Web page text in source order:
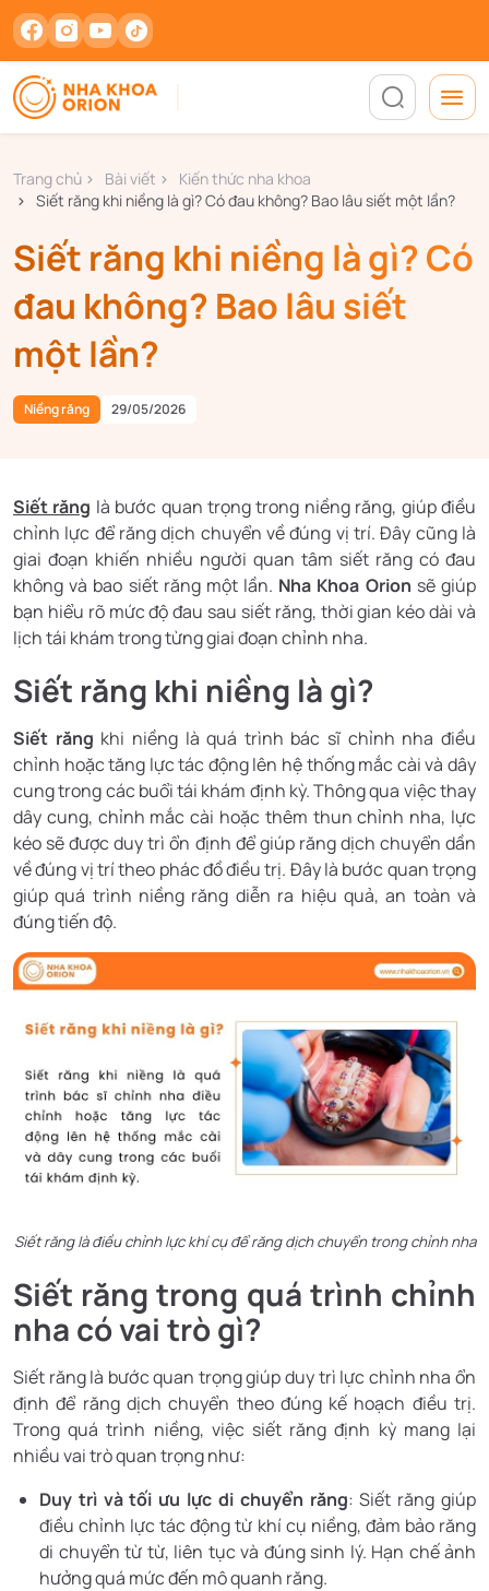
Trang chủ Bài viết
Kiến thức nha khoa
Siết răng khi niềng là gì? Có đau không? Bao lâu siết một lần?
Siết răng khi niềng là gì? Có
đau không? Bao lâu siết
một lần?
Niềng răng 29/05/2026
Siết răng là bước quan trọng trong niềng răng, giúp điều
chỉnh lực để răng dịch chuyển về đúng vị trí. Đây cũng là
giai đoạn khiến nhiều người quan tâm siết răng có đau
không và bao siết răng một lần. Nha Khoa Orion sẽ giúp
bạn hiểu rõ mức độ đau sau siết răng, thời gian kéo dài và
lịch tái khám trong từng giai đoạn chỉnh nha.
Siết răng khi niềng là gì?
Siết răng khi niềng là quá trình bác sĩ chỉnh nha điều
chỉnh hoặc tăng lực tác động lên hệ thống mắc cài và dây
cung trong các buổi tái khám định kỳ. Thông qua việc thay
dây cung, chỉnh mắc cài hoặc thêm thun chỉnh nha, lực
kéo sẽ được duy trì ổn định để giúp răng dịch chuyển dần
về đúng vị trí theo phác đồ điều trị. Đây là bước quan trọng
giúp quá trình niềng răng diễn ra hiệu quả, an toàn và
đúng tiến độ.
Siết răng là điều chỉnh lực khí cụ để răng dịch chuyển trong chỉnh nha
Siết răng trong quá trình chỉnh
nha có vai trò gì?
Siết răng là bước quan trọng giúp duy trì lực chỉnh nha ổn
định để răng dịch chuyển theo đúng kế hoạch điều trị.
Trong quá trình niềng, việc siết răng định kỳ mang lại
nhiều vai trò quan trọng như:
Duy trì và tối ưu lực di chuyển răng: Siết răng giúp
điều chỉnh lực tác động từ khí cụ niềng, đảm bảo răng
di chuyển từ từ, liên tục và đúng sinh lý. Hạn chế ảnh
hưởng quá mức đến mô quanh răng.